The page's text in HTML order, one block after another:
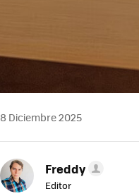
8 Diciembre 2025
Freddy
Editor